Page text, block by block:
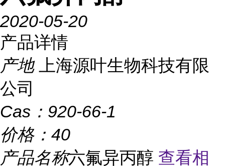
2020-05-20
产品详情
产地
上海源叶生物科技有限
公司
Cas： 920-66-1
价格： 40
产品名称六氟异丙醇 查看相